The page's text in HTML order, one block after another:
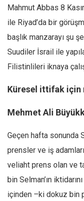
Mahmut Abbas 8
ile Riyad’da bir
başlık manzarayı şu
Suudiler İsrail ile
Filistinlileri iknaya
Küresel ittifak için
Mehmet Ali
Geçen hafta sonunda
prensler ve iş
veliaht prens olan ve
bin Selman’ın
içinden –ki dokuz bin